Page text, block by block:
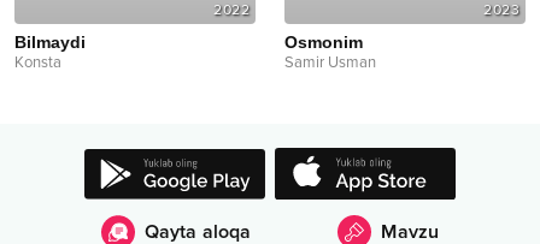
2022
Bilmaydi
Konsta
2023
Osmonim
Samir Usman
Qayta aloqa Mavzu